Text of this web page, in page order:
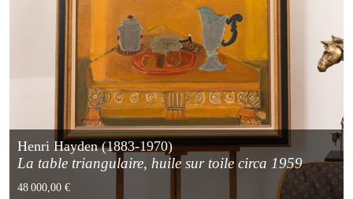
Henri Hayden (1883-1970)
La table triangulaire, huile sur toile circa 1959
48 000,00 €